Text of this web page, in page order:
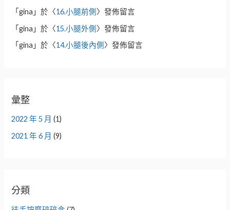
「gina 」於〈16.小腿前側 〉發佈留言
「gina 」於〈15.小腿外側 〉發佈留言
「gina 」於〈14.小腿後內側 〉發佈留言
彙整
2022 年 5 月 (1)
2021 年 6 月 (9)
分類